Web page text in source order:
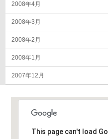
2008年4月
2008年3月
2008年2月
2008年1月
2007年12月
This page can't load